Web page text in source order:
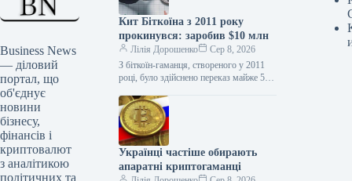
Business News
— діловий
портал, що
об'єднує
новини
бізнесу,
фінансів і
криптовалют
з аналітикою
політичних та
Кит Біткоїна з 2011 року
прокинувся: заробив $10 млн
Лілія Дорошенко
Сер 8, 2026
З біткоїн-гаманця, створеного у 2011
році, було здійснено переказ майже 50
млн, на що звернули…
Українці частіше обирають
апаратні криптогаманці